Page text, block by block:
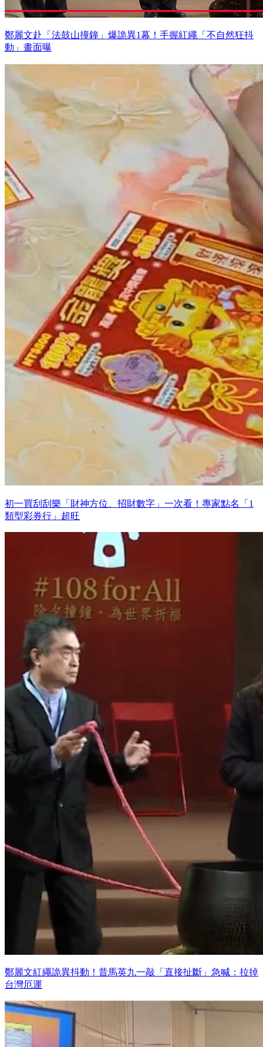
鄭麗文赴「法鼓山撞鐘」爆詭異1幕！手握紅繩「不自然狂抖
動」畫面曝
初一買刮刮樂「財神方位、招財數字」一次看！專家點名「1
類型彩券行」超旺
鄭麗文紅繩詭異抖動！昔馬英九一敲「直接扯斷」急喊：拉掉
台灣厄運